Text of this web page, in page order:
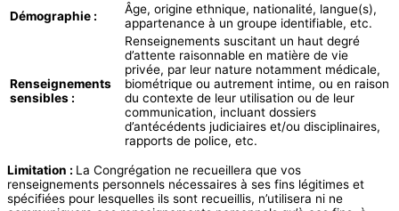
Démographie :
Âge, origine ethnique, nationalité, langue(s),
appartenance à un groupe identifiable, etc.
Renseignements
sensibles :
Renseignements suscitant un haut degré
d’attente raisonnable en matière de vie
privée, par leur nature notamment médicale,
biométrique ou autrement intime, ou en raison
du contexte de leur utilisation ou de leur
communication, incluant dossiers
d’antécédents judiciaires et/ou disciplinaires,
rapports de police, etc.
Limitation : La Congrégation ne recueillera que vos
renseignements personnels nécessaires à ses fins légitimes et
spécifiées pour lesquelles ils sont recueillis, n’utilisera ni ne